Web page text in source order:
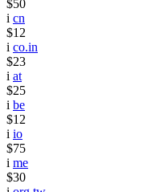
$50
i cn
$12
i co.in
$23
i at
$25
i be
$12
i io
$75
i me
$30